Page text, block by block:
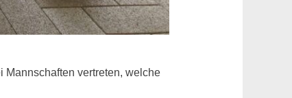
Mannschaften vertreten, welche